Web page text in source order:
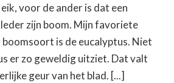
voor de ander is dat een
zijn boom. Mijn favoriete
is de eucalyptus. Niet
er zo geweldig uitziet. Dat valt
geur van het blad. [...]